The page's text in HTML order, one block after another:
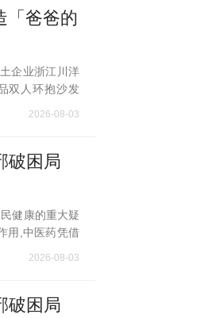
「爸爸的
企业浙江川洋
双人环抱沙发
期研发构思，
2026-08-03
破困局
健康的重大疑
用,中医药凭借
独特优势,在肿
2026-08-03
破困局